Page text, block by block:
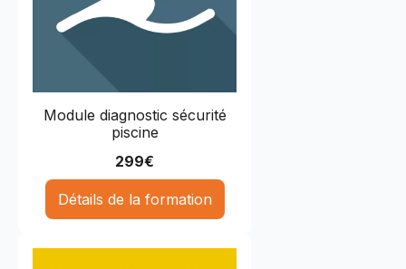
Module diagnostic sécurité
piscine
299€
Détails de la formation